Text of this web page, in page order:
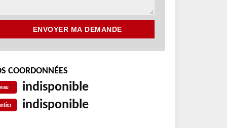
COORDONNÉES
indisponible
indisponible